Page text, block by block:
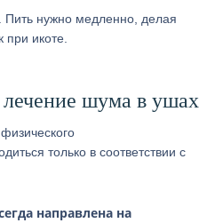
нужно медленно, делая
при икоте.
шума в ушах
только в соответствии с
направлена на